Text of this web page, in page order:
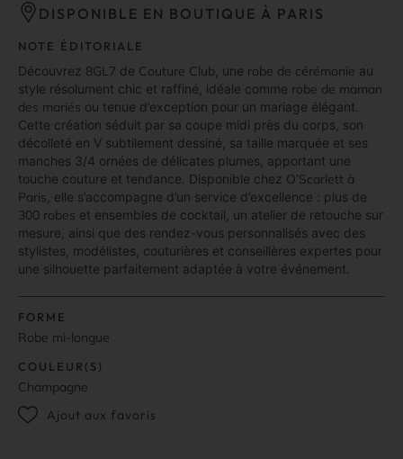
DISPONIBLE EN BOUTIQUE À PARIS
NOTE ÉDITORIALE
Découvrez 8GL7 de Couture Club , une robe de cérémonie au
style résolument chic et raffiné, idéale comme robe de maman
des mariés ou tenue d’exception pour un mariage élégant.
Cette création séduit par sa coupe midi près du corps, son
décolleté en V subtilement dessiné, sa taille marquée et ses
manches 3/4 ornées de délicates plumes, apportant une
touche couture et tendance. Disponible chez O’Scarlett à
Paris , elle s’accompagne d’un service d’excellence : plus de
300 robes et ensembles de cocktail, un atelier de retouche sur
mesure, ainsi que des rendez-vous personnalisés avec des
stylistes, modélistes, couturières et conseillères expertes pour
une silhouette parfaitement adaptée à votre événement.
FORME
Robe mi-longue
COULEUR(S)
Champagne
Ajout aux favoris